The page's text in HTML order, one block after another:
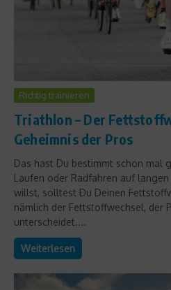
Richtig trainieren
Triathlon – Der
Geheimnis der Pros
Das hast Du bestimmt schon mal
Laufen oder Radfahren auf
willst, solltest Du Deinen
nämlich der Fettstoffwechsel, der
unterscheidet....
Weiterlesen